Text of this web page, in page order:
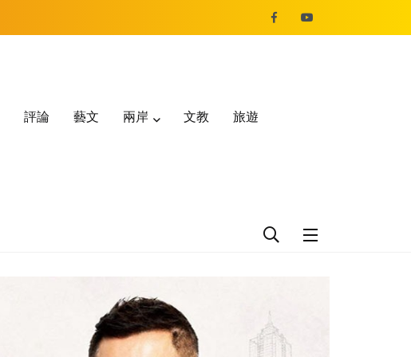
評論 藝文 兩岸 文教 旅遊